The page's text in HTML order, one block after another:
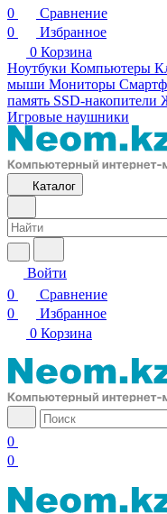
0
Сравнение
0
Избранное
0 Корзина
Ноутбуки Компьютеры
мыши Мониторы
память SSD-накопители
Игровые наушники
Каталог
Войти
0
Сравнение
0
Избранное
0 Корзина
0
0